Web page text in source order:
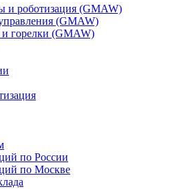
и роботизация (GMAW)
(GMAW)
горелки (GMAW)
по России
по Москве